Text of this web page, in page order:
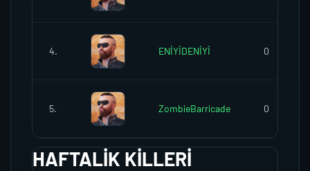
4. ENİYİDENİYİ 0
5. ZombieBarricade 0
HAFTALIK KILLERI